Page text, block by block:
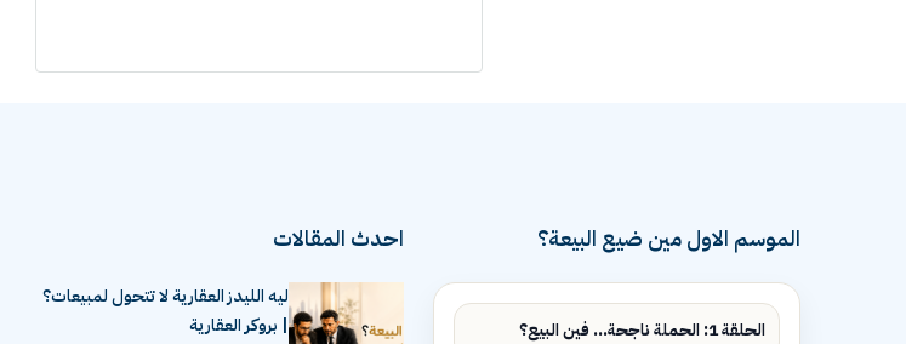
الموسم الاول مين ضيع البيعة؟
الحلقة 1: الحملة ناجحة... فين البيع؟
احدث المقالات
ليه الليدز العقارية لا تتحول لمبيعات؟
| بروكر العقارية